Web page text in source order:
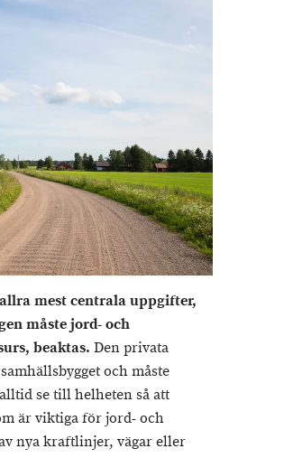
mest centrala uppgifter,
måste jord- och
beaktas. Den privata
och måste
se till helheten så att
är viktiga för jord- och
nya kraftlinjer, vägar eller